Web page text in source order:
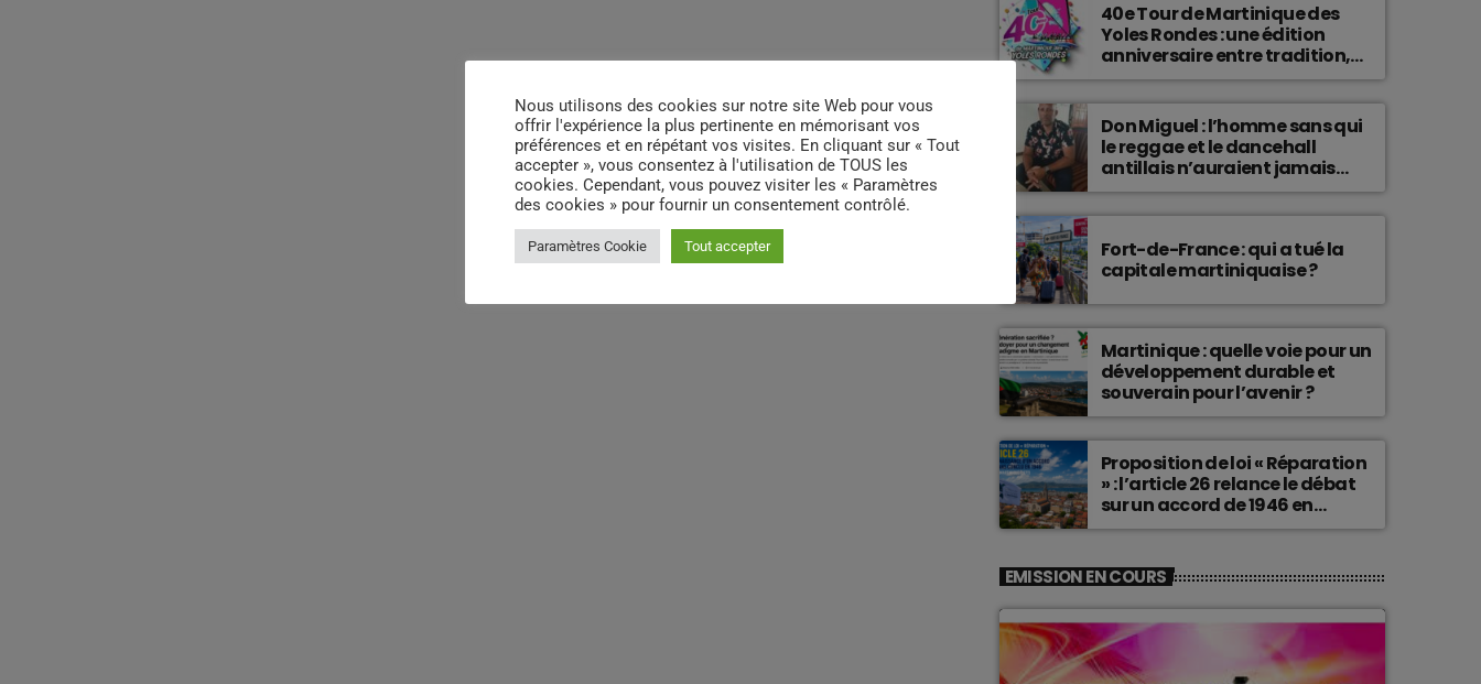
40e Tour de Martinique des
Yoles Rondes : une édition
anniversaire entre tradition,
passion et fierté
martiniquaise.
Don Miguel : l’homme sans qui
le reggae et le dancehall
antillais n’auraient jamais
connu une telle histoire.
Fort-de-France : qui a tué la
capitale martiniquaise ?
Martinique : quelle voie pour un
développement durable et
souverain pour l’avenir ?
Proposition de loi « Réparation
» : l’article 26 relance le débat
sur un accord de 1946 en
Martinique
EMISSION EN COURS
Nous utilisons des cookies sur notre site Web pour vous
offrir l'expérience la plus pertinente en mémorisant vos
préférences et en répétant vos visites. En cliquant sur « Tout
accepter », vous consentez à l'utilisation de TOUS les
cookies. Cependant, vous pouvez visiter les « Paramètres
des cookies » pour fournir un consentement contrôlé.
Paramètres Cookie Tout accepter